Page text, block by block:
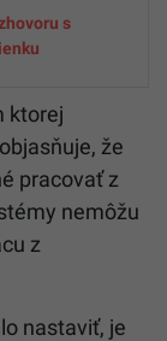
s
ktorej
že
pracovať z
nemôžu
z
nastaviť, je